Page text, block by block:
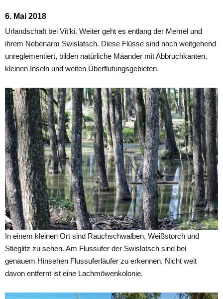
6. Mai 2018
Urlandschaft bei Vit’ki. Weiter geht es entlang der Memel und
ihrem Nebenarm Swislatsch. Diese Flüsse sind noch weitgehend
unreglementiert, bilden natürliche Mäander mit Abbruchkanten,
kleinen Inseln und weiten Überflutungsgebieten.
In einem kleinen Ort sind Rauchschwalben, Weißstorch und
Stieglitz zu sehen. Am Flussufer der Swislatsch sind bei
genauem Hinsehen Flussuferläufer zu erkennen. Nicht weit
davon entfernt ist eine Lachmöwenkolonie.